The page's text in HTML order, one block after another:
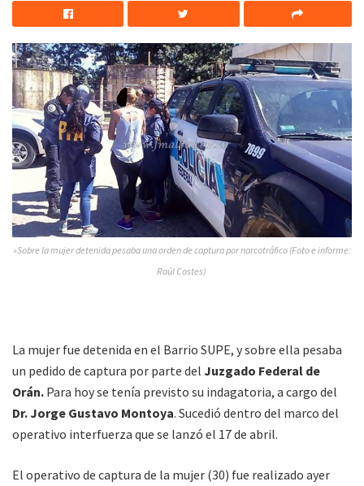
»Sobre la mujer detenida pesaba una orden de captura por narcotráfico (Foto e informe:
Raúl Costes)
La mujer fue detenida en el Barrio SUPE, y sobre ella pesaba
un pedido de captura por parte del Juzgado Federal de
Orán. Para hoy se tenía previsto su indagatoria, a cargo del
Dr. Jorge Gustavo Montoya. Sucedió dentro del marco del
operativo interfuerza que se lanzó el 17 de abril.
El operativo de captura de la mujer (30) fue realizado ayer